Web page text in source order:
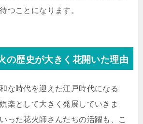
つことになります。
の歴史が大きく花開いた理由
な時代を迎えた江戸時代になる
楽として大きく発展していきま
った花火師さんたちの活躍も、こ